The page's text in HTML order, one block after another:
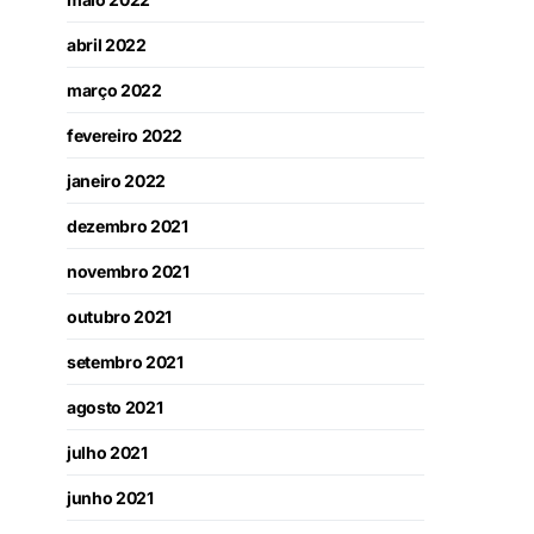
abril 2022
março 2022
fevereiro 2022
janeiro 2022
dezembro 2021
novembro 2021
outubro 2021
setembro 2021
agosto 2021
julho 2021
junho 2021